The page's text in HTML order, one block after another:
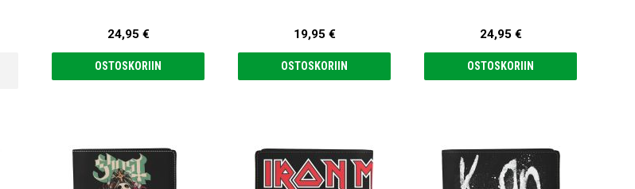
24,95 €
OSTOSKORIIN
19,95 €
OSTOSKORIIN
24,95 €
OSTOSKORIIN